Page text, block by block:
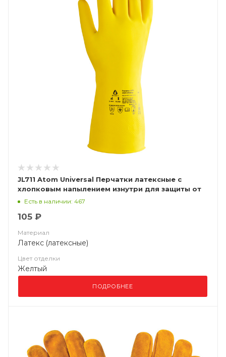
JL711 Atom Universal Перчатки латексные с
хлопковым напылением изнутри для защиты от
хим.воздействий
Есть в наличии: 467
105 ₽
Материал
Латекс (латексные)
Цвет отделки
Желтый
ПОДРОБНЕЕ